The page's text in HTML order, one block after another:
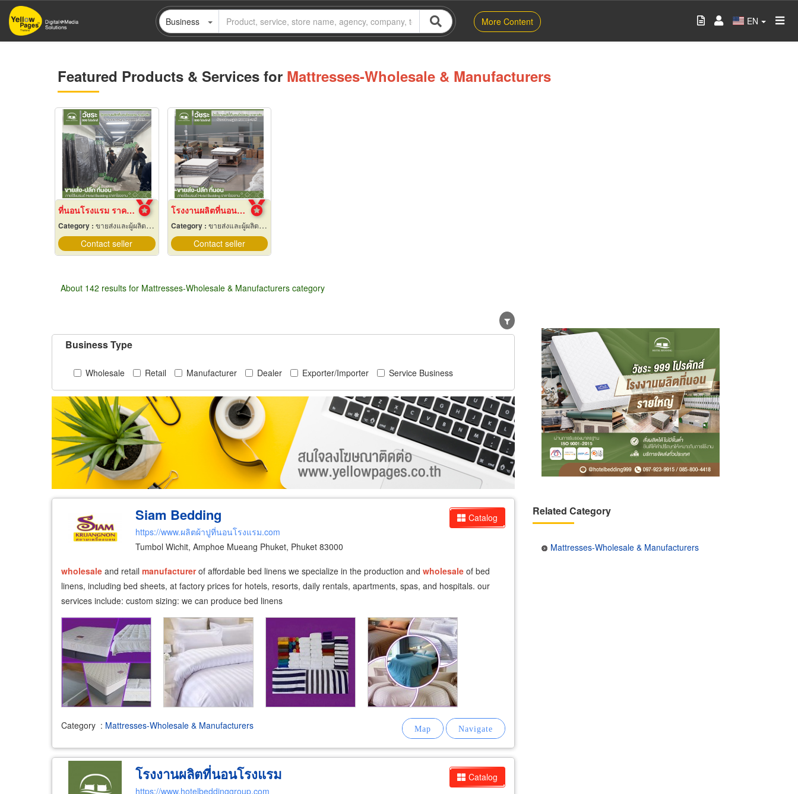
Skip
main
Business More Content EN
Featured Products & Services for Mattresses-Wholesale & Manufacturers
ที่นอนโรงแรม ราคาโรงงาน
Category : ขายส่งและผู้ผลิตที่นอน
Contact seller
โรงงานผลิตที่นอนโรงแรม
Category : ขายส่งและผู้ผลิตที่นอน
Contact seller
About 142 results for Mattresses-Wholesale & Manufacturers category
Business Type
Wholesale Retail Manufacturer Dealer Exporter/Importer Service Business
Catalog
Siam Bedding
https://www.ผลิตผ้าปูที่นอนโรงแรม.com
Tumbol Wichit, Amphoe Mueang Phuket, Phuket 83000
wholesale and retail manufacturerof affordable bed linens we specialize in the production and wholesale of bed
linens, including bed sheets, at factory prices for hotels, resorts, daily rentals, apartments, spas, and hospitals. our
services include: custom sizing: we can produce bed linens
Category : Mattresses-Wholesale & Manufacturers
Catalog
โรงงานผลิตที่นอนโรงแรม
https://www.hotelbeddinggroup.com
Related Category
Mattresses-Wholesale & Manufacturers